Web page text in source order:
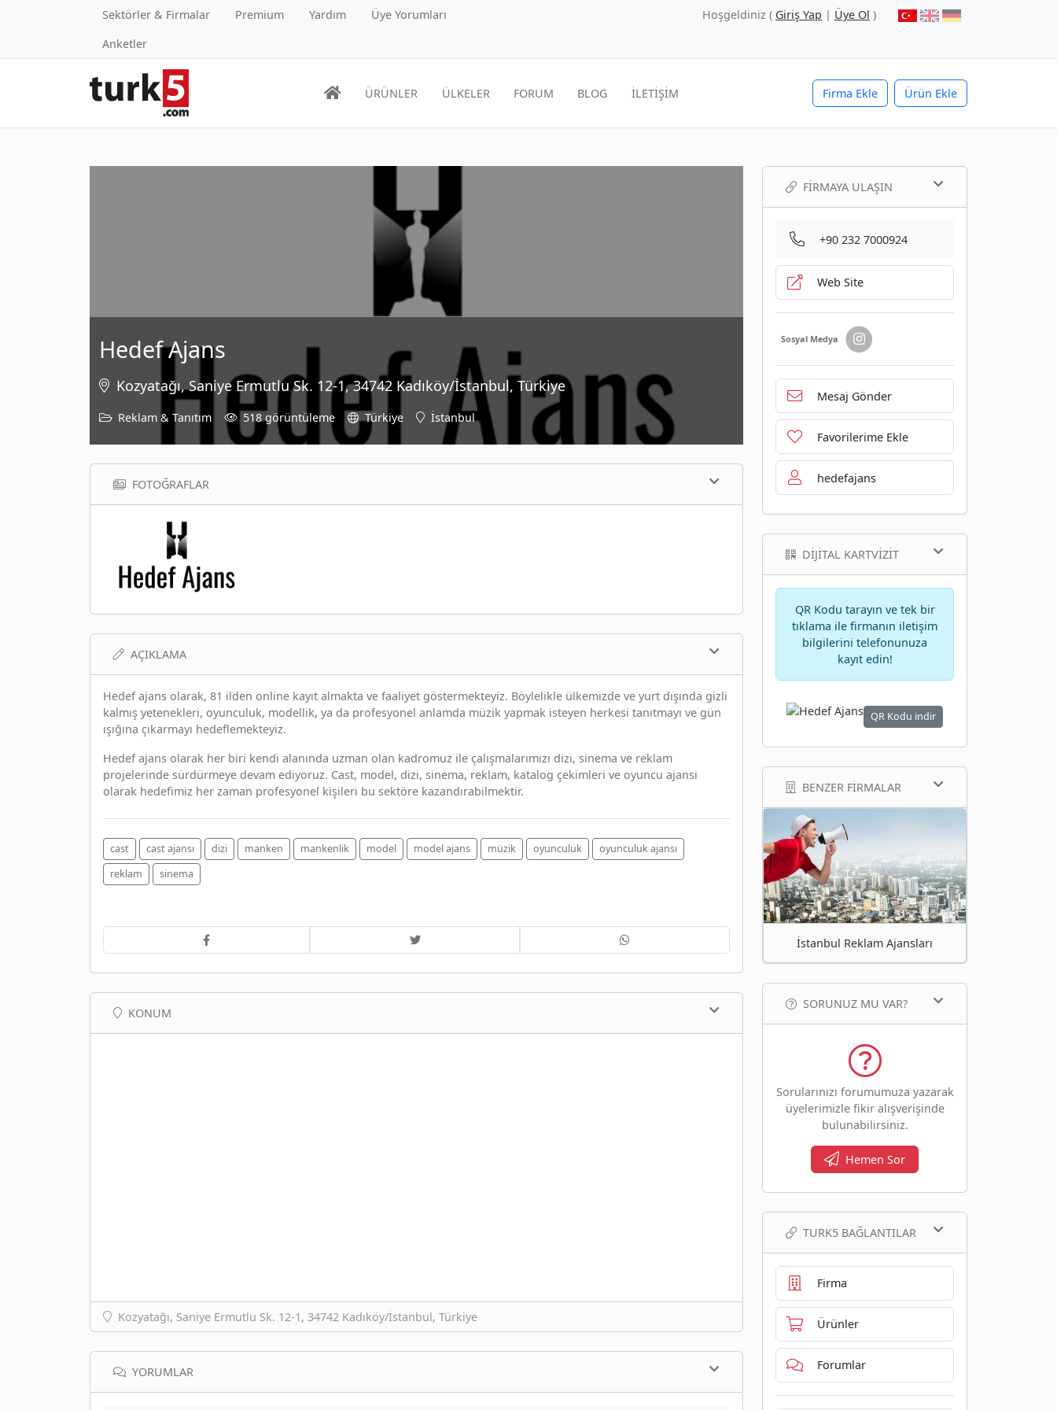
Sektörler & Firmalar Premium Yardım
Üye Yorumları
Anketler
Hoşgeldiniz ( Giriş Yap | Üye Ol )
Firma Ekle Ürün Ekle
ÜRÜNLER ÜLKELER FORUM BLOG İLETİŞİM
Hedef Ajans
Kozyatağı, Saniye Ermutlu Sk. 12-1, 34742 Kadıköy/İstanbul, Türkiye
Reklam & Tanıtım 518 görüntüleme Türkiye İstanbul
FOTOĞRAFLAR
AÇIKLAMA
Hedef ajans olarak, 81 ilden online kayıt almakta ve faaliyet göstermekteyiz. Böylelikle ülkemizde ve yurt dışında gizli
kalmış yetenekleri, oyunculuk, modellik, ya da profesyonel anlamda müzik yapmak isteyen herkesi tanıtmayı ve gün
ışığına çıkarmayı hedeflemekteyiz.
Hedef ajans olarak her biri kendi alanında uzman olan kadromuz ile çalışmalarımızı dizi, sinema ve reklam
projelerinde sürdürmeye devam ediyoruz. Cast, model, dizi, sinema, reklam, katalog çekimleri ve oyuncu ajansı
olarak hedefimiz her zaman profesyonel kişileri bu sektöre kazandırabilmektir.
cast cast ajansı dizi manken mankenlik model model ajans müzik oyunculuk
oyunculuk ajansı
reklam
sinema
KONUM
Kozyatağı, Saniye Ermutlu Sk. 12-1, 34742 Kadıköy/İstanbul, Türkiye
YORUMLAR
FIRMAYA ULAŞIN
+90 232 7000924
Web Site
Sosyal Medya
Mesaj Gönder
Favorilerime Ekle
hedefajans
DIJITAL KARTVIZIT
QR Kodu tarayın ve tek bir
tıklama ile firmanın iletişim
bilgilerini telefonunuza
kayıt edin!
QR Kodu indir
BENZER FIRMALAR
İstanbul Reklam Ajansları
SORUNUZ MU VAR?
Sorularınızı forumumuza yazarak
üyelerimizle fikir alışverişinde
bulunabilirsiniz.
Hemen Sor
TURK5 BAĞLANTILAR
Firma
Ürünler
Forumlar